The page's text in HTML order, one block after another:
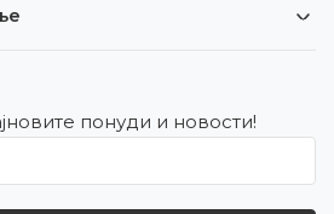
понуди и новости!